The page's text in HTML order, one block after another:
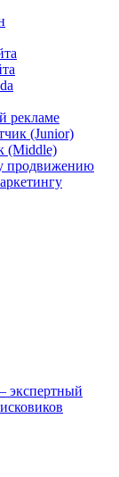
рекламе
(Junior)
(Middle)
продвижению
экспертный